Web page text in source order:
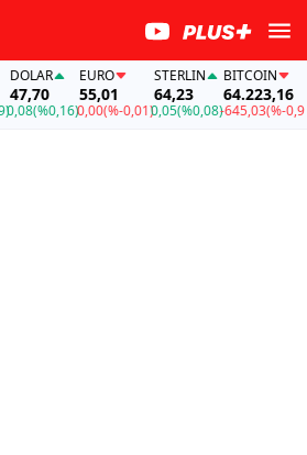
DOLAR
47,70
(%0,16)
EURO
55,01
0,00(%-0,01)
STERLIN
64,23
0,05(%0,08)
BITCOIN
64.223,16
-645,03(%-0,99)